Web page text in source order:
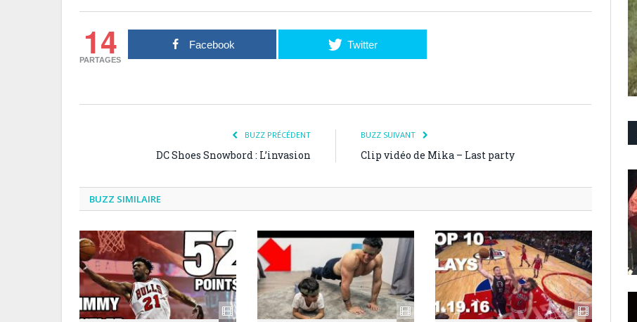
14
PARTAGES
Facebook Twitter
BUZZ PRÉCÉDENT
DC Shoes Snowbord : L’invasion
BUZZ SUIVANT
Clip vidéo de Mika – Last party
BUZZ SIMILAIRE